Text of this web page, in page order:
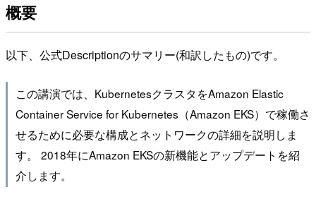
概要
以下、公式Descriptionのサマリー(和訳したもの)です。
この講演では、KubernetesクラスタをAmazon Elastic
Container Service for Kubernetes（Amazon EKS）で稼働さ
せるために必要な構成とネットワークの詳細を説明しま
す。 2018年にAmazon EKSの新機能とアップデートを紹
介します。